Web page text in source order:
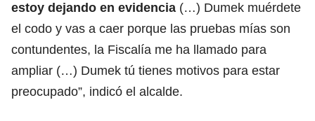
estoy dejando en evidencia (…) Dumek muérdete
el codo y vas a caer porque las pruebas mías son
contundentes, la Fiscalía me ha llamado para
ampliar (…) Dumek tú tienes motivos para estar
preocupado”, indicó el alcalde.